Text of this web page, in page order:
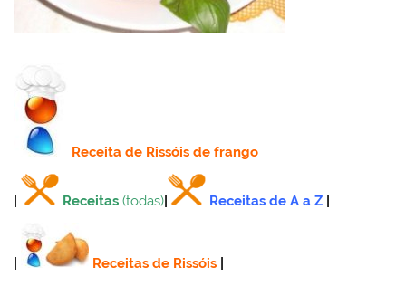
Receitade Rissóis de frango
Receitas (todas) Receitas de A a Z
Receitas de Rissóis